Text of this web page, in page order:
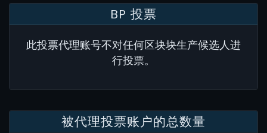
BP 投票
此投票代理账号不对任何区块块生产候选人进
行投票。
被代理投票账户的总数量